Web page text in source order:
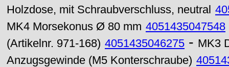
Holzdose, mit Schraubverschluss, neutral
MK4 Morsekonus Ø 80 mm 4051435047548
(Artikelnr. 971-168) 4051435046275 - MK3
Anzugsgewinde (M5 Konterschraube)